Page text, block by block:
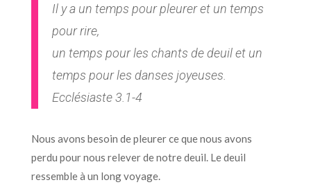
Il y a un temps pour pleurer et un temps
pour rire,
un temps pour les chants de deuil et un
temps pour les danses joyeuses.
Ecclésiaste 3.1-4
Nous avons besoin de pleurer ce que nous avons
perdu pour nous relever de notre deuil. Le deuil
ressemble à un long voyage.